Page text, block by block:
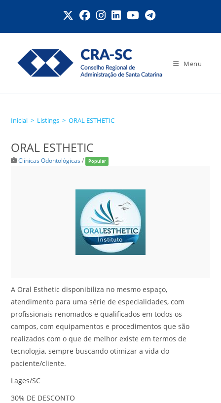
Menu
Inicial > Listings > ORAL ESTHETIC
ORAL ESTHETIC
Clínicas Odontológicas / Popular
A Oral Esthetic disponibiliza no mesmo espaço,
atendimento para uma série de especialidades, com
profissionais renomados e qualificados em todos os
campos, com equipamentos e procedimentos que são
realizados com o que de melhor existe em termos de
tecnologia, sempre buscando otimizar a vida do
paciente/cliente.
Lages/SC
30% DE DESCONTO